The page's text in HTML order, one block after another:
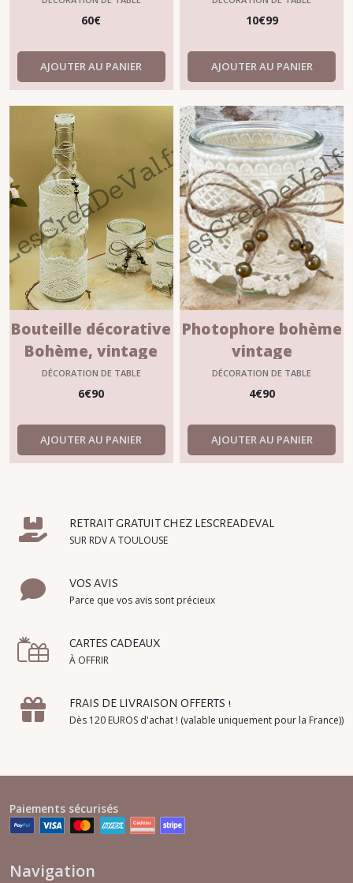
60€
AJOUTER AU PANIER
10€99
AJOUTER AU PANIER
Bouteille décorative
Bohème, vintage
DÉCORATION DE TABLE
6€90
AJOUTER AU PANIER
Photophore bohème
vintage
DÉCORATION DE TABLE
4€90
AJOUTER AU PANIER
RETRAIT GRATUIT CHEZ LESCREADEVAL
SUR RDV A TOULOUSE
VOS AVIS
Parce que vos avis sont précieux
CARTES CADEAUX
À OFFRIR
FRAIS DE LIVRAISON OFFERTS !
Dès 120 EUROS d'achat ! (valable uniquement pour la France))
Paiements sécurisés
Navigation